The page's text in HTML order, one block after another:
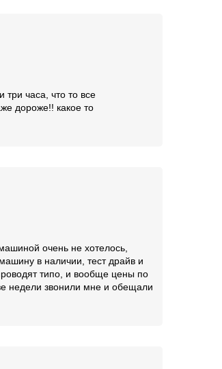
часа, что то все
дороже!! какое то
очень не хотелось,
в наличии, тест драйв и
типо, и вообще цены по
недели звонили мне и обещали